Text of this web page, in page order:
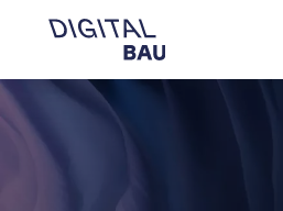
Navigation öffnen